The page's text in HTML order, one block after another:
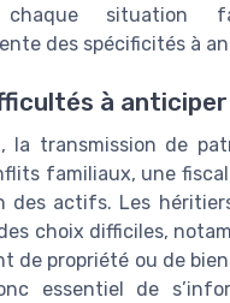
situation
des spécificités à
à anticiper
la transmission de
familiaux, une
des actifs. Les
choix difficiles,
de propriété ou de
essentiel de